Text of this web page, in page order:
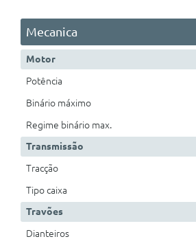
Mecanica
Motor
Potência
Binário máximo
Regime binário max.
Transmissão
Tracção
Tipo caixa
Travões
Dianteiros